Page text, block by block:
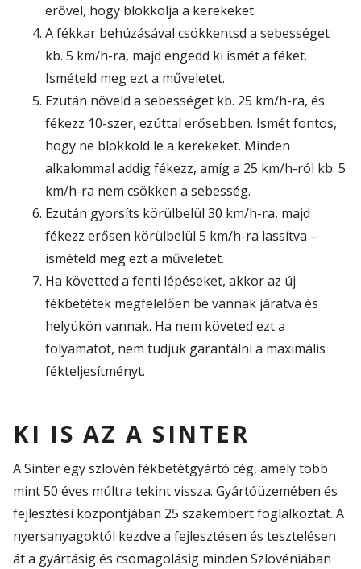
erővel, hogy blokkolja a kerekeket.
A fékkar behúzásával csökkentsd a sebességet
kb. 5 km/h-ra, majd engedd ki ismét a féket.
Ismételd meg ezt a műveletet.
Ezután növeld a sebességet kb. 25 km/h-ra, és
fékezz 10-szer, ezúttal erősebben. Ismét fontos,
hogy ne blokkold le a kerekeket. Minden
alkalommal addig fékezz, amíg a 25 km/h-ról kb. 5
km/h-ra nem csökken a sebesség.
Ezután gyorsíts körülbelül 30 km/h-ra, majd
fékezz erősen körülbelül 5 km/h-ra lassítva –
ismételd meg ezt a műveletet.
Ha követted a fenti lépéseket, akkor az új
fékbetétek megfelelően be vannak járatva és
helyükön vannak. Ha nem követed ezt a
folyamatot, nem tudjuk garantálni a maximális
fékteljesítményt.
KI IS AZ A SINTER
A Sinter egy szlovén fékbetétgyártó cég, amely több
mint 50 éves múltra tekint vissza. Gyártóüzemében és
fejlesztési központjában 25 szakembert foglalkoztat. A
nyersanyagoktól kezdve a fejlesztésen és tesztelésen
át a gyártásig és csomagolásig minden Szlovéniában